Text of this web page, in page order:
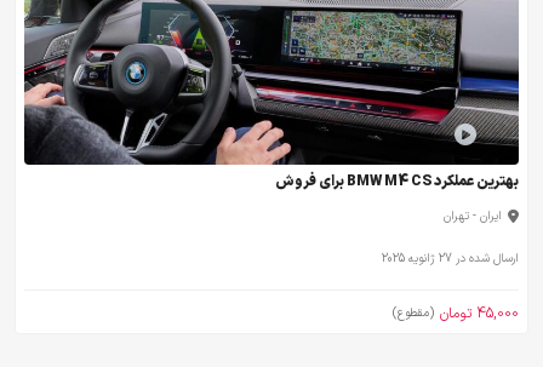
بهترین عملکرد BMW M4 CS برای فروش
ایران - تهران
ارسال شده در 27 ژانویه 2025
45,000 تومان (مقطوع)